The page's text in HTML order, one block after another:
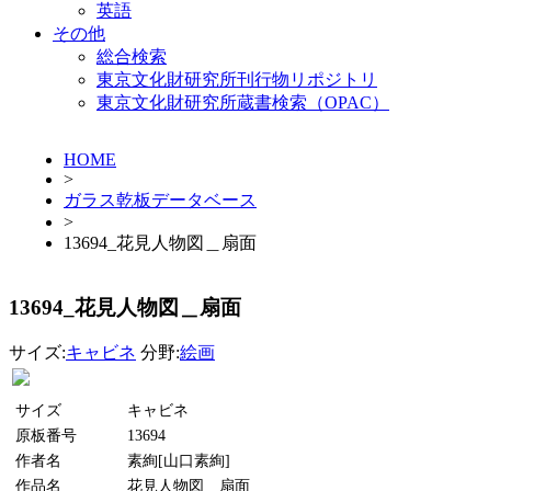
英語
その他
総合検索
東京文化財研究所刊行物リポジトリ
東京文化財研究所蔵書検索（OPAC）
HOME
>
ガラス乾板データベース
>
13694_花見人物図＿扇面
13694_花見人物図＿扇面
サイズ:キャビネ 分野:絵画
サイズ
キャビネ
原板番号
13694
作者名
素絢[山口素絢]
作品名
花見人物図＿扇面